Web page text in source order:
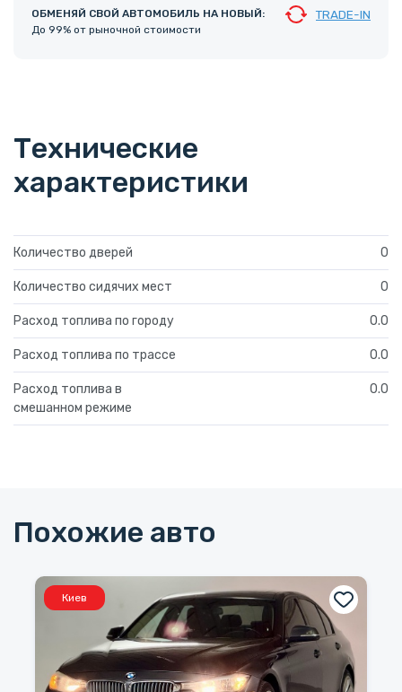
ОБМЕНЯЙ СВОЙ АВТОМОБИЛЬ НА НОВЫЙ:
До 99% от рыночной стоимости
TRADE-IN
Технические
характеристики
Количество дверей 0
Количество сидячих мест 0
Расход топлива по городу 0.0
Расход топлива по трассе 0.0
Расход топлива в
смешанном режиме
0.0
Похожие авто
Киев